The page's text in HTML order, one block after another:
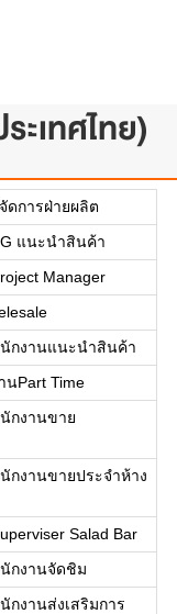
เทศไทย)
ดการฝ่ายผลิต
แนะนำสินค้า
Manager
กงานแนะนำสินค้า
นPart Time
กงานขาย
กงานขายประจำห้าง
Salad Bar
กงานจัดชิม
กงานส่งเสริมการ